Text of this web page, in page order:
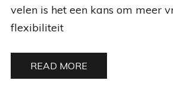
velen is het een kans om meer
flexibiliteit
READ MORE